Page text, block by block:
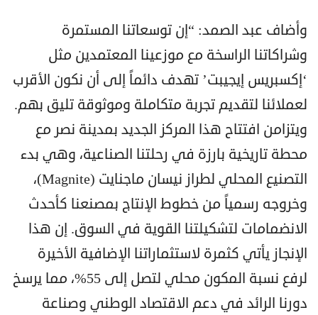
وأضاف عبد الصمد: “إن توسعاتنا المستمرة
وشراكاتنا الراسخة مع موزعينا المعتمدين مثل
‘إكسبريس إيجيبت’ تهدف دائماً إلى أن نكون الأقرب
لعملائنا لتقديم تجربة متكاملة وموثوقة تليق بهم.
ويتزامن افتتاح هذا المركز الجديد بمدينة نصر مع
محطة تاريخية بارزة في رحلتنا الصناعية، وهي بدء
التصنيع المحلي لطراز نيسان ماجنايت (Magnite)،
وخروجه رسمياً من خطوط الإنتاج بمصنعنا كأحدث
الانضمامات لتشكيلتنا القوية في السوق. إن هذا
الإنجاز يأتي كثمرة لاستثماراتنا الإضافية الأخيرة
لرفع نسبة المكون محلي لتصل إلى 55%، مما يرسخ
دورنا الرائد في دعم الاقتصاد الوطني وصناعة